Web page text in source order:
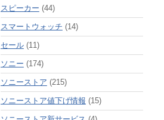
スピーカー (44)
スマートウォッチ (14)
セール(11)
ソニー (174)
ソニーストア (215)
ソニーストア値下げ情報 (15)